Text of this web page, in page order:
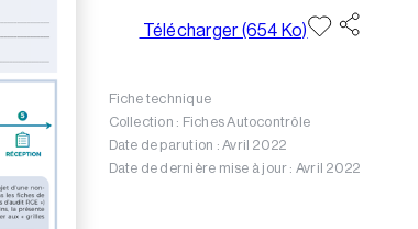
Télécharger (654 Ko)
Fiche technique
Collection : Fiches Autocontrôle
Date de parution : Avril 2022
Date de dernière mise à jour : Avril 2022